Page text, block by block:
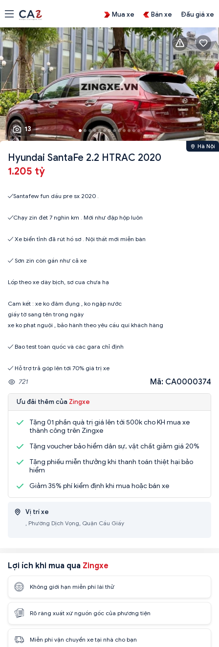
Mua xe Bán xe Đấu giá xe
13
Hà Nội
Hyundai SantaFe 2.2 HTRAC 2020
1.205 tỷ
✓Santafew fun dầu pre sx 2020 .
✓Chạy zin đét 7 nghìn km . Mới như đập hộp luôn
✓ Xe biển tỉnh đã rút hồ sơ . Nội thất mới miễn bàn
✓ Sơn zin còn gần như cả xe
Lốp theo xe dày bịch, sơ cua chưa hạ
Cam kết : xe ko đâm đụng , ko ngập nước
giấy tờ sang tên trong ngày
xe ko phạt nguội , bảo hành theo yêu cầu quí khách hàng
✓ Bao test toàn quốc và các gara chỉ định
721 Mã: CA0000374
Ưu đãi thêm của Zingxe
Tặng 01 phần quà trị giá lên tới 500k cho KH mua xe
thành công trên Zingxe
Tặng voucher bảo hiểm dân sự, vật chất giảm giá 20%
Tặng phiếu miễn thưởng khi thanh toán thiệt hại bảo
hiểm
Giảm 35% phí kiểm định khi mua hoặc bán xe
Vị trí xe
, Phường Dịch Vọng, Quận Cầu Giấy
Lợi ích khi mua qua Zingxe
Không giới hạn miễn phí lái thử
Rõ ràng xuất xứ nguồn gốc của phương tiện
Miễn phí vận chuyển xe tại nhà cho bạn